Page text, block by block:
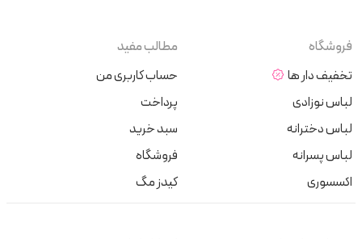
فروشگاه
تخفیف دار ها
لباس نوزادی
لباس دخترانه
لباس پسرانه
اکسسوری
مطالب مفید
حساب کاربری من
پرداخت
سبد خرید
فروشگاه
کیدز مگ